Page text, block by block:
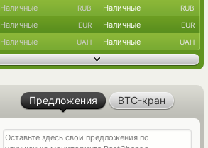
Наличные RUB Наличные RUB
Наличные EUR Наличные EUR
Наличные UAH Наличные UAH
Предложения BTC-кран